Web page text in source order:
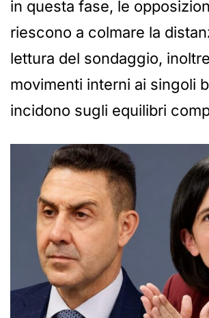
in questa fase, le
riescono a colmare la
lettura del sondaggio,
movimenti interni ai singoli
incidono sugli equilibri